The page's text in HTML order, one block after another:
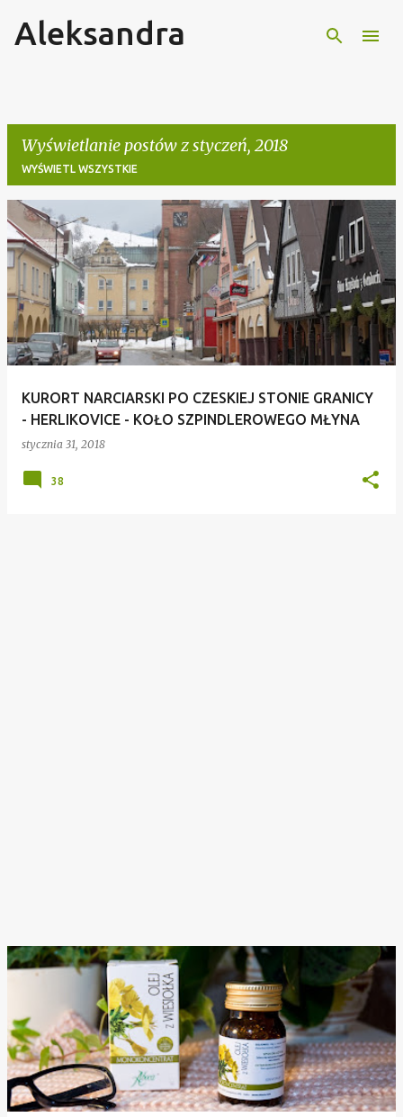
Przejdź do głównej zawartości
Aleksandra
Wyświetlanie postów z styczeń, 2018
WYŚWIETL WSZYSTKIE
P
o
t
y
KURORT NARCIARSKI PO CZESKIEJ STONIE GRANICY
- HERLIKOVICE - KOŁO SZPINDLEROWEGO MŁYNA
stycznia 31, 2018
38